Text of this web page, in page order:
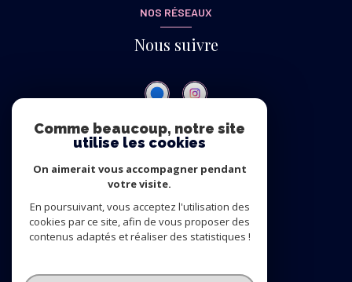
NOS RÉSEAUX
Nous suivre
Nous adhérons
Comme beaucoup, notre site
utilise les cookies
On aimerait vous accompagner pendant
votre visite.
En poursuivant, vous acceptez l'utilisation des
cookies par ce site, afin de vous proposer des
contenus adaptés et réaliser des statistiques !